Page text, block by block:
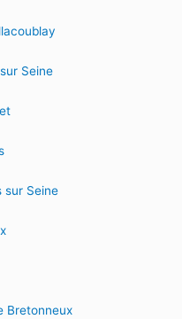
Seine
sur Seine
Bretonneux